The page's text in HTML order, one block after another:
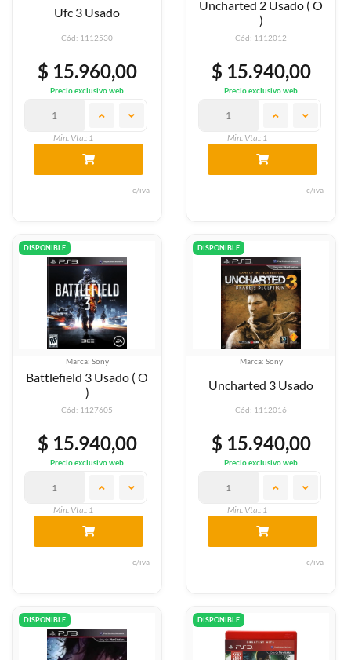
Ufc 3 Usado
Cód: 1112530
$ 15.960,00
Precio exclusivo web
Min. Vta.: 1
c/iva
Uncharted 2 Usado ( O
)
Cód: 1112012
$ 15.940,00
Precio exclusivo web
Min. Vta.: 1
c/iva
DISPONIBLE
Marca: Sony
Battlefield 3 Usado ( O
)
Cód: 1127605
$ 15.940,00
Precio exclusivo web
Min. Vta.: 1
c/iva
DISPONIBLE
Marca: Sony
Uncharted 3 Usado
Cód: 1112016
$ 15.940,00
Precio exclusivo web
Min. Vta.: 1
c/iva
DISPONIBLE DISPONIBLE